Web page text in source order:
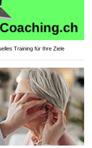
Training für Ihre Ziele